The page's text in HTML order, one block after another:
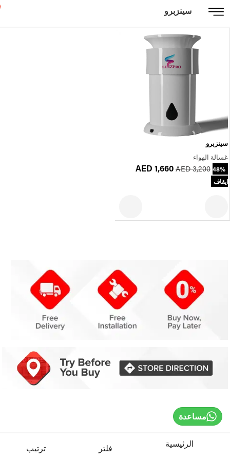
سينزبرو
سينزبرو
غسالة الهواء
AED 1,660 AED 3,200 48%
ايقاف
الرئيسية فلتر ترتيب
مساعدة